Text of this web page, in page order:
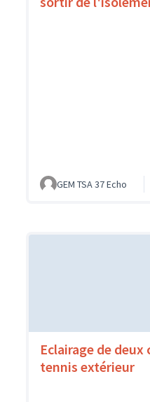
GEM TSA 37 Echo
Eclairage de deux
tennis extérieur